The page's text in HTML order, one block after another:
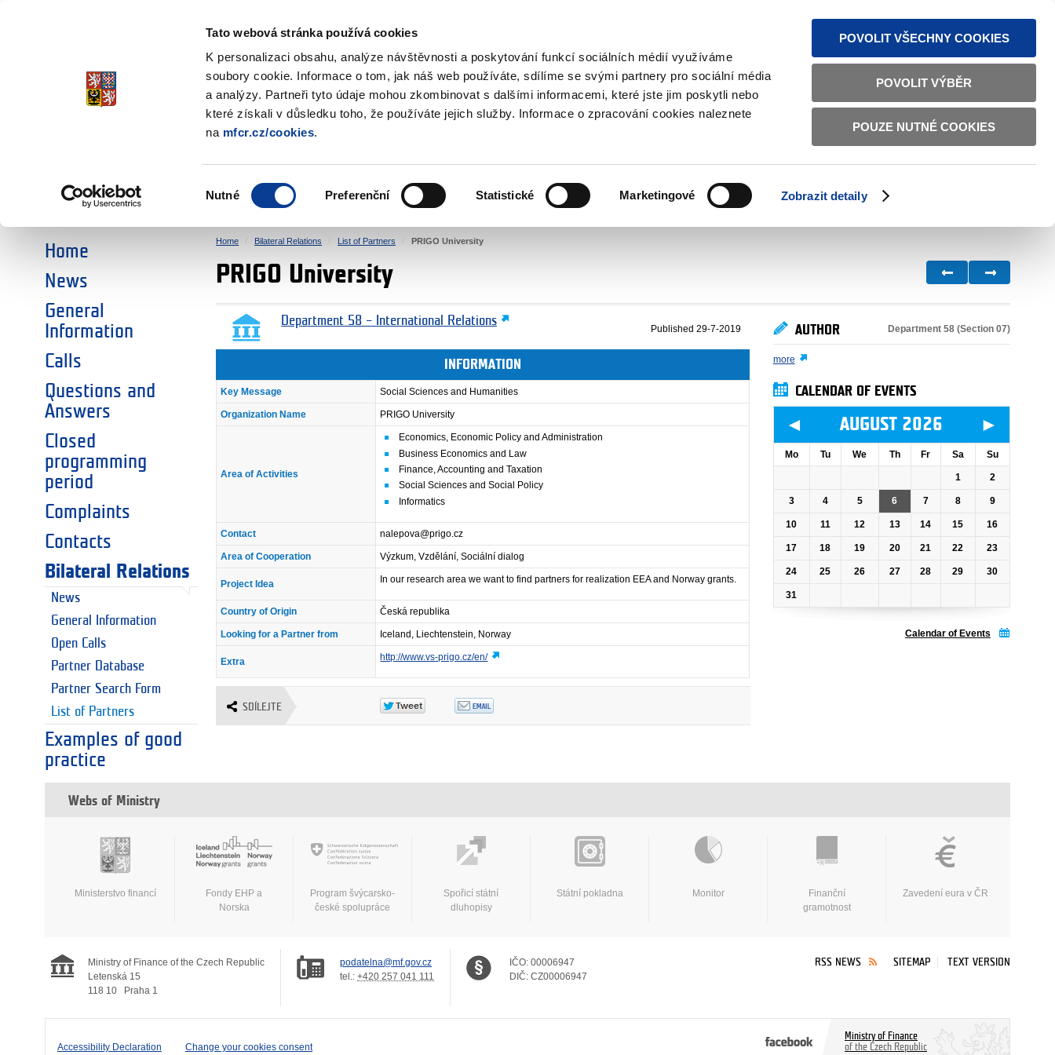
Tato webová stránka používá cookies
K personalizaci obsahu, analýze návštěvnosti a poskytování funkcí sociálních médií využíváme
soubory cookie. Informace o tom, jak náš web používáte, sdílíme se svými partnery pro sociální média
a analýzy. Partneři tyto údaje mohou zkombinovat s dalšími informacemi, které jste jim poskytli nebo
které získali v důsledku toho, že používáte jejich služby. Informace o zpracování cookies naleznete
na mfcr.cz/cookies.
souhlasu
Nutné Preferenční Statistické Marketingové Zobrazit detaily
POVOLIT VŠECHNY COOKIES
POVOLIT VÝBĚR
POUZE NUTNÉ COOKIES
TEXT VERSION ČESKY ENGLISH
EEA and Norway Grants
CHOOSE AN AREA:
SOCIAL DIALOGUE ENVIRONMENT HUMAN RIGHTS JUSTICE HOME AFFAIRS BILATERAL RELATIONS
Home
News
General
Information
Calls
Questions and
Answers
Closed
programming
period
Complaints
Contacts
Bilateral Relations
News
General Information
Open Calls
Partner Database
Partner Search Form
List of Partners
Examples of good
practice
Home Bilateral Relations List of Partners PRIGO University
PRIGO University
Department 58 – International Relations
Published 29-7-2019
INFORMATION
Key Message Social Sciences and Humanities
Organization Name PRIGO University
Area of Activities
Economics, Economic Policy and Administration
Business Economics and Law
Finance, Accounting and Taxation
Social Sciences and Social Policy
Informatics
Contact nalepova@prigo.cz
Area of Cooperation Výzkum, Vzdělání, Sociální dialog
Project Idea In our research area we want to find partners for realization EEA and Norway grants.
Country of Origin Česká republika
Looking for a Partner from Iceland, Liechtenstein, Norway
Extra http://www.vs-prigo.cz/en/
SDÍLEJTE
AUTHOR Department 58 (Section 07)
more
CALENDAR OF EVENTS
◄ AUGUST 2026 ►
Mo Tu We Th Fr Sa Su
1 2
3 4 5 6 7 8 9
10 11 12 13 14 15 16
17 18 19 20 21 22 23
24 25 26 27 28 29 30
31
Calendar of Events
Webs of Ministry
Ministerstvo financí
Fondy EHP a
Norska
Program švýcarsko-
české spolupráce
Spořicí státní
dluhopisy
Státní pokladna Monitor
Finanční
gramotnost
Zavedení eura v ČR
Ministry of Finance of the Czech Republic
Letenská 15
118 10
Praha 1
podatelna@mf.gov.cz
tel.: +420 257 041 111
IČO: 00006947
DIČ: CZ00006947
RSS NEWS SITEMAP TEXT VERSION
Accessibility Declaration Change your cookies consent
Ministry of Finance
of the Czech Republic